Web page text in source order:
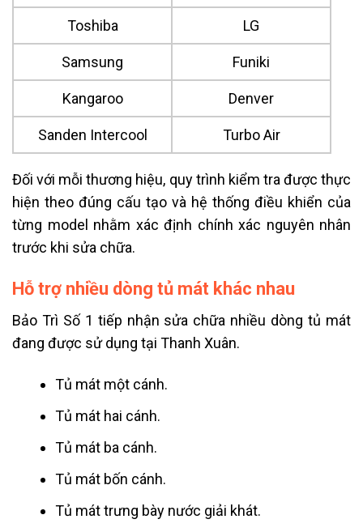
Toshiba LG
Samsung Funiki
Kangaroo Denver
Sanden Intercool Turbo Air
Đối với mỗi thương hiệu, quy trình kiểm tra được thực
hiện theo đúng cấu tạo và hệ thống điều khiển của
từng model nhằm xác định chính xác nguyên nhân
trước khi sửa chữa.
Hỗ trợ nhiều dòng tủ mát khác nhau
Bảo Trì Số 1 tiếp nhận sửa chữa nhiều dòng tủ mát
đang được sử dụng tại Thanh Xuân.
Tủ mát một cánh.
Tủ mát hai cánh.
Tủ mát ba cánh.
Tủ mát bốn cánh.
Tủ mát trưng bày nước giải khát.